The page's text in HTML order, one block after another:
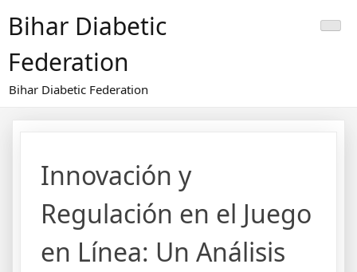
Bihar Diabetic
Federation
Bihar Diabetic Federation
Innovación y
Regulación en el Juego
en Línea: Un Análisis